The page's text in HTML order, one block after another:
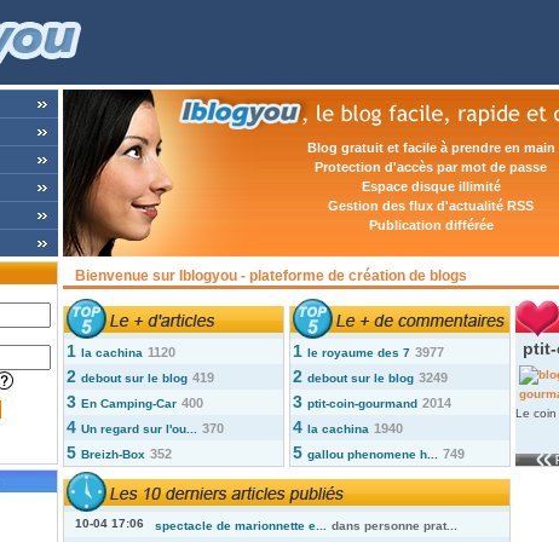
Blog gratuit et facile à prendre en main
Protection d'accès par mot de passe
Espace disque illimité
Gestion des flux d'actualité RSS
Publication différée
Bienvenue sur Iblogyou - plateforme de création de blogs
1 la cachina 1120
2 debout sur le blog 419
3 En Camping-Car 400
4 Un regard sur l'ou... 370
5 Breizh-Box 352
1 le royaume des 7 3977
2 debout sur le blog 3249
3 ptit-coin-gourmand 2014
4 la cachina 1940
5 gallou phenomene h... 749
Le coin
10-04 17:06 spectacle de marionnette e... dans personne prat...